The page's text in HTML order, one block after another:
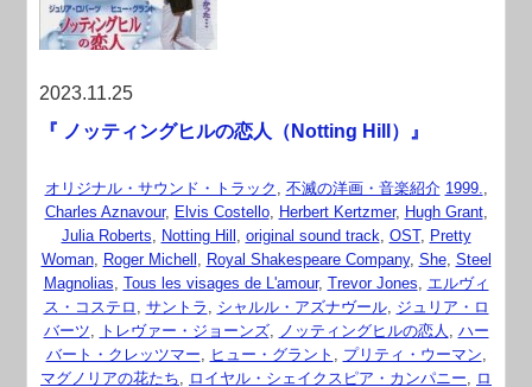
2023.11.25
『 ノッティングヒルの恋人（Notting Hill）』
オリジナル・サウンド・トラック , 不滅の洋画・音楽紹介 1999.,
Charles Aznavour, Elvis Costello, Herbert Kertzmer, Hugh Grant,
Julia Roberts, Notting Hill , original sound track, OST, Pretty
Woman, Roger Michell , Royal Shakespeare Company, She, Steel
Magnolias, Tous les visages de L'amour, Trevor Jones, エルヴィ
ス・コステロ , サントラ , シャルル・アズナヴール, ジュリア・ロ
バーツ, トレヴァー・ジョーンズ, ノッティングヒルの恋人 , ハー
バート・クレッツマー, ヒュー・グラント , プリティ・ウーマン,
マグノリアの花たち, ロイヤル・シェイクスピア・カンパニー, ロ